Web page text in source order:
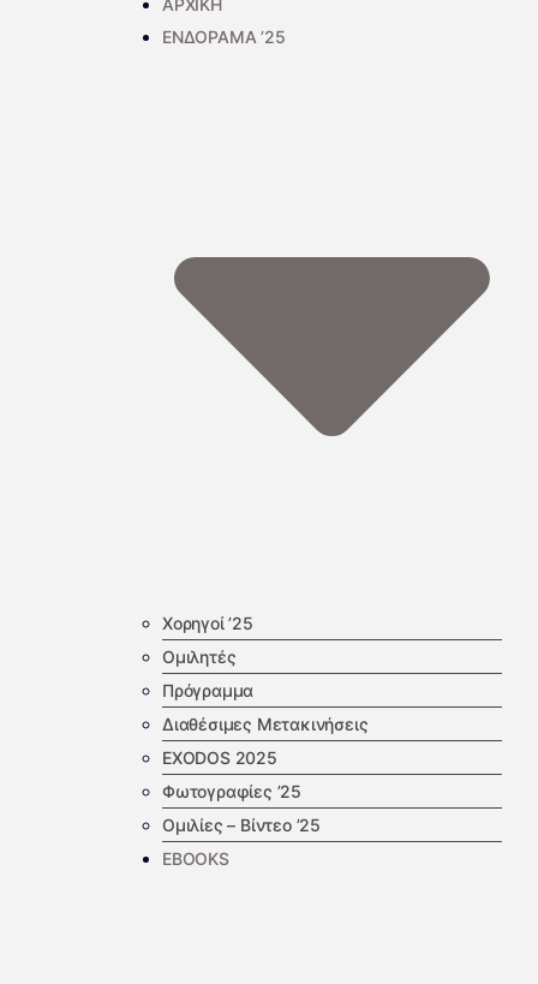
ΑΡΧΙΚΗ
ΕΝΔΟΡΑΜΑ ’25
Χορηγοί ’25
Ομιλητές
Πρόγραμμα
Διαθέσιμες Μετακινήσεις
EXODOS 2025
Φωτογραφίες ’25
Ομιλίες – Βίντεο ’25
EBOOKS